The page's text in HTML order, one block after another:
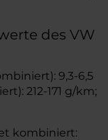
des VW
9,3-6,5
212-171 g/km;
kombiniert: